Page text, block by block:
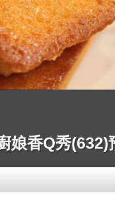
娘香Q秀(632)